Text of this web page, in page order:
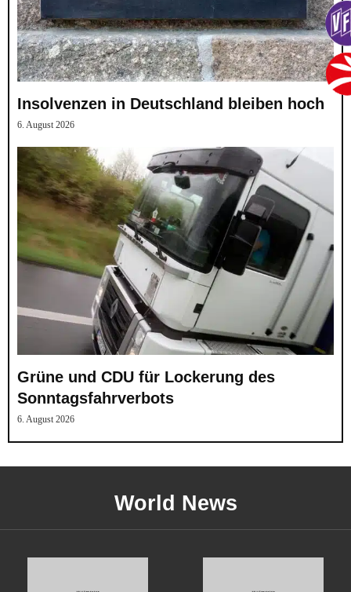
Insolvenzen in Deutschland bleiben hoch
6. August 2026
Grüne und CDU für Lockerung des
Sonntagsfahrverbots
6. August 2026
World News